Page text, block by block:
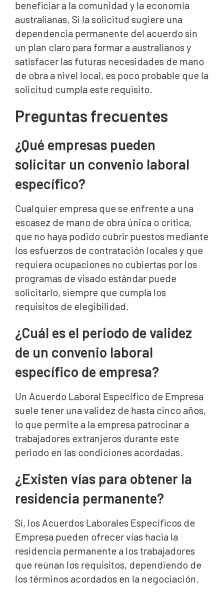
beneficiar a la comunidad y la economía
australianas. Si la solicitud sugiere una
dependencia permanente del acuerdo sin
un plan claro para formar a australianos y
satisfacer las futuras necesidades de mano
de obra a nivel local, es poco probable que la
solicitud cumpla este requisito.
Preguntas frecuentes
¿Qué empresas pueden
solicitar un convenio laboral
específico?
Cualquier empresa que se enfrente a una
escasez de mano de obra única o crítica,
que no haya podido cubrir puestos mediante
los esfuerzos de contratación locales y que
requiera ocupaciones no cubiertas por los
programas de visado estándar puede
solicitarlo, siempre que cumpla los
requisitos de elegibilidad.
¿Cuál es el periodo de validez
de un convenio laboral
específico de empresa?
Un Acuerdo Laboral Específico de Empresa
suele tener una validez de hasta cinco años,
lo que permite a la empresa patrocinar a
trabajadores extranjeros durante este
periodo en las condiciones acordadas.
¿Existen vías para obtener la
residencia permanente?
Sí, los Acuerdos Laborales Específicos de
Empresa pueden ofrecer vías hacia la
residencia permanente a los trabajadores
que reúnan los requisitos, dependiendo de
los términos acordados en la negociación.